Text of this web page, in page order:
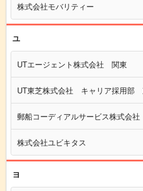
株式会社モバリティー
ユ
UTエージェント株式会社 関東
UT東芝株式会社 キャリア採用部
郵船コーディアルサービス株式会社
株式会社ユビキタス
ヨ